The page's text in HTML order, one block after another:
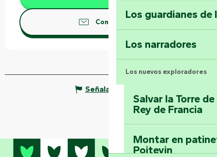
Los guardianes de
Los narradores
Los nuevos exploradores
Salvar la Torre
Rey de Francia
Montar en
Poitevin
Contáctenos
Señalar un error